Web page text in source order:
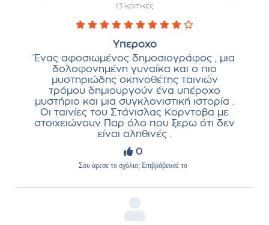
13 κριτικές
Υπεροχο
Ένας αφοσιωμένος δημοσιογράφος , μια
δολοφονημένη γυναίκα και ο πιο
μυστηριώδης σκηνοθέτης ταινιών
τρόμου δημιουργούν ένα υπέροχο
μυστήριο και μια συγκλονιστική ιστορία .
Οι ταινίες του Στάνισλας Κορντοβα με
στοιχειώνουν Παρ όλο που ξερω ότι δεν
είναι αληθινές .
0
Σου άρεσε το σχόλιο; Επιβράβευσέ το